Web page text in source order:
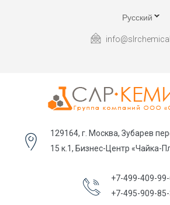
Русский
129164, г. Москва, Зубарев
15 к.1, Бизнес-Центр «Чайка-
+7-499-409-
+7-495-909-